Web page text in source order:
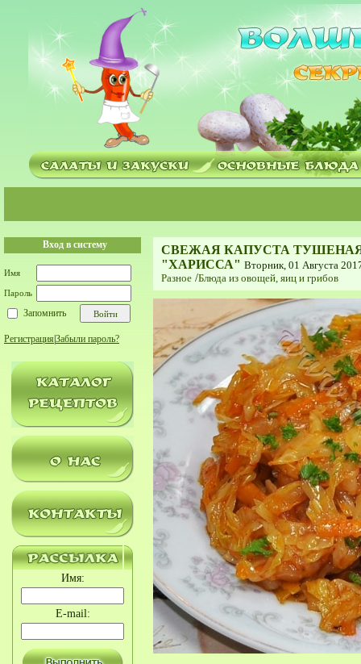
Вход в систему
Имя
Пароль
Запомнить
Регистрация Забыли пароль?
Имя:
E-mail:
СВЕЖАЯ КАПУСТА
"ХАРИССА" Вторник, 01 Августа
Разное /Блюда из овощей, яиц и грибов